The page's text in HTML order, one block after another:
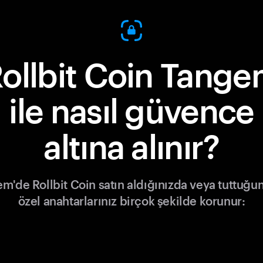
Coin
ile nasıl güvence
altına alınır?
Rollbit Coin satın aldığınızda veya
özel anahtarlarınız birçok şekilde korunur: